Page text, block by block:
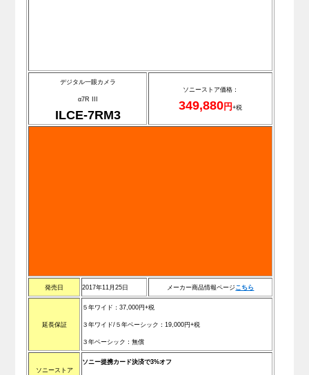
デジタル一眼カメラ
α7R III
ILCE-7RM3
ソニーストア価格：
349,880円+税
発売日 2017年11月25日 メーカー商品情報ページこちら
延長保証
５年ワイド：37,000円+税
３年ワイド/ ５年ベーシック ：19,000円+税
３年ベーシック ：無償
ソニーストア
ソニー提携カード決済で3%オフ